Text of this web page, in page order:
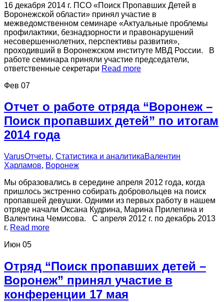
16 декабря 2014 г. ПСО «Поиск Пропавших Детей в
Воронежской области» принял участие в
межведомственном семинаре «Актуальные проблемы
профилактики, безнадзорности и правонарушений
несовершеннолетних, перспективы развития»,
проходивший в Воронежском институте МВД России. В
работе семинара приняли участие председатели,
ответственные секретари Read more
Фев 07
Отчет о работе отряда “Воронеж –
Поиск пропавших детей” по итогам
2014 года
VarusОтчеты, Статистика и аналитикаВалентин
Харламов, Воронеж
Мы образовались в середине апреля 2012 года, когда
пришлось экстренно собирать добровольцев на поиск
пропавшей девушки. Одними из первых работу в нашем
отряде начали Оксана Кудрина, Марина Прилепина и
Валентина Чемисова. С апреля 2012 г. по декабрь 2013
г. Read more
Июн 05
Отряд “Поиск пропавших детей –
Воронеж” принял участие в
конференции 17 мая